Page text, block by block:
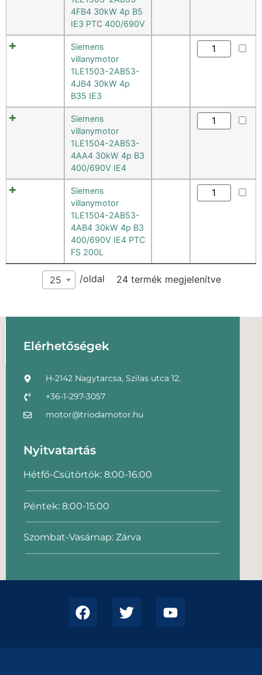
4FB4 30kW 4p B5
IE3 PTC 400/690V
Siemens
villanymotor
1LE1503-2AB53-
4JB4 30kW 4p
B35 IE3
Siemens
villanymotor
1LE1504-2AB53-
4AA4 30kW 4p B3
400/690V IE4
Siemens
villanymotor
1LE1504-2AB53-
4AB4 30kW 4p B3
400/690V IE4 PTC
FS 200L
25 /oldal 24 termék megjelenítve
Elérhetőségek
H-2142 Nagytarcsa, Szilas utca 12.
+36-1-297-3057
motor@triodamotor.hu
Nyitvatartás
Hétfő-Csütörtök: 8:00-16:00
Péntek: 8:00-15:00
Szombat-Vasárnap: Zárva